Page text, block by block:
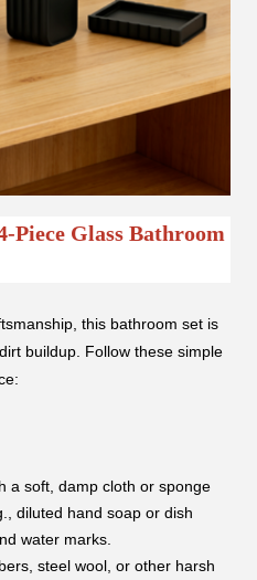
Piece Glass Bathroom
this bathroom set is
buildup. Follow these simple
a soft, damp cloth or sponge
diluted hand soap or dish
water marks.
steel wool, or other harsh